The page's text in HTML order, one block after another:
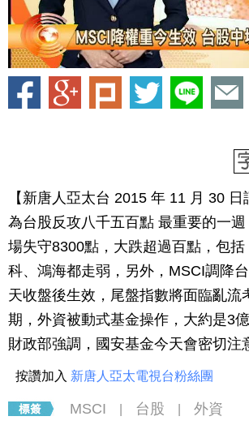
【新唐人亞太台 2015 年 11 月 30
為台股反攻八千五百點 最重要的一
場失守8300點，大跌超過百點，包
科、鴻海都走弱，另外，MSCI調降
天收盤後生效，尾盤指數將面臨亂流
期，外資被動式基金操作，大約是3
財政部強調，國安基金今天會密切注
按讚加入 新唐人亞太電視台粉絲團
MSCI 台股 外資